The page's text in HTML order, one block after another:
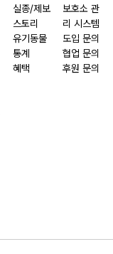
실종/제보
스토리
유기동물
통계
혜택
보호소 관
리 시스템
도입 문의
협업 문의
후원 문의